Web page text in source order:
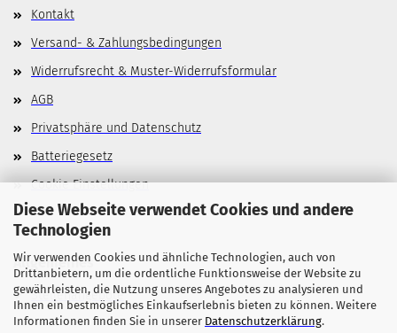
Diese Webseite verwendet Cookies und andere
Technologien
Wir verwenden Cookies und ähnliche Technologien, auch von
Drittanbietern, um die ordentliche Funktionsweise der Website zu
gewährleisten, die Nutzung unseres Angebotes zu analysieren und
Ihnen ein bestmögliches Einkaufserlebnis bieten zu können. Weitere
Informationen finden Sie in unserer Datenschutzerklärung.
Kontakt
Versand- & Zahlungsbedingungen
Widerrufsrecht & Muster-Widerrufsformular
AGB
Privatsphäre und Datenschutz
Batteriegesetz
Cookie Einstellungen
Allgemeines
Stellenangebote